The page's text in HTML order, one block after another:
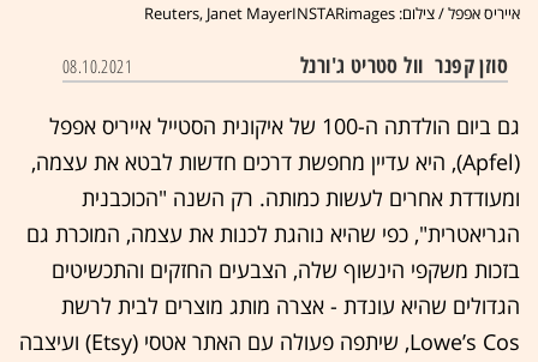
אייריס אפפל / צילום: Reuters, Janet MayerINSTARimages
סוזן קפנר וול סטריט ג'ורנל 08.10.2021
גם ביום הולדתה ה-100 של איקונית הסטייל אייריס אפפל
(Apfel), היא עדיין מחפשת דרכים חדשות לבטא את עצמה,
ומעודדת אחרים לעשות כמותה. רק השנה "הכוכבנית
הגריאטרית", כפי שהיא נוהגת לכנות את עצמה, המוכרת גם
בזכות משקפי הינשוף שלה, הצבעים החזקים והתכשיטים
הגדולים שהיא עונדת - אצרה מותג מוצרים לבית לרשת
Lowe’s Cos, שיתפה פעולה עם האתר אטסי (Etsy) ועיצבה